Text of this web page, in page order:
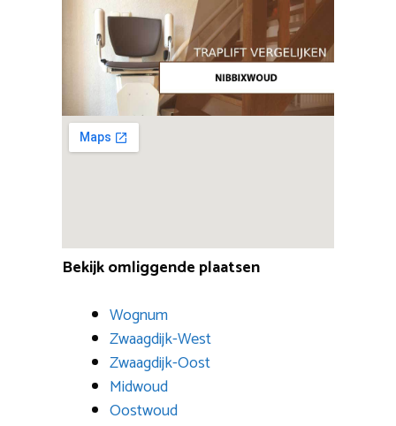
Bekijk omliggende plaatsen
Wognum
Zwaagdijk-West
Zwaagdijk-Oost
Midwoud
Oostwoud